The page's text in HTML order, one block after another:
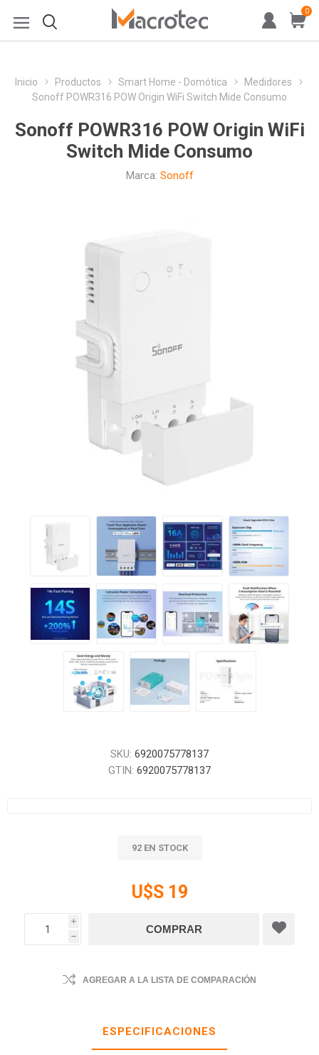
0
Inicio Productos Smart Home - Domótica
Medidores
Sonoff POWR316 POW Origin WiFi Switch Mide Consumo
Sonoff POWR316 POW Origin WiFi
Switch Mide Consumo
Marca: Sonoff
SKU: 6920075778137
GTIN: 6920075778137
92 EN STOCK
U$S 19
i
h
AGREGAR A LA LISTA DE COMPARACIÓN
ESPECIFICACIONES